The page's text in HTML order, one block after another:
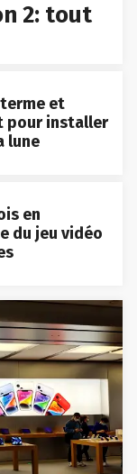
2: tout
et
pour installer
lune
en
du jeu vidéo